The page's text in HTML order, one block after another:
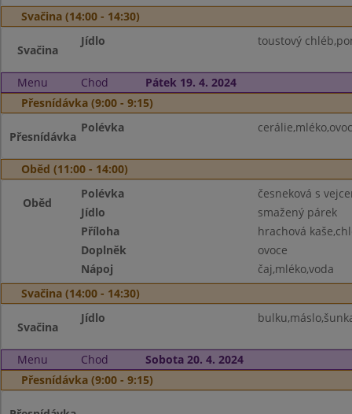
Svačina (14:00 - 14:30)
Svačina
Jídlo toustový
Menu Chod
Pátek 19. 4. 2024
Přesnídávka (9:00 - 9:15)
Přesnídávka
Polévka
Oběd (11:00 - 14:00)
Oběd
Polévka
česneková s
Jídlo
smažený párek
Příloha
hrachová
Doplněk
ovoce
Nápoj
čaj,mléko,voda
Svačina (14:00 - 14:30)
Svačina
Jídlo
Menu Chod
Sobota 20. 4. 2024
Přesnídávka (9:00 - 9:15)